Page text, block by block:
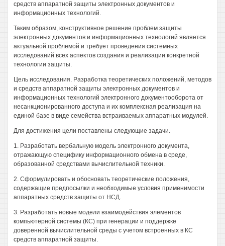
средств аппаратной защиты электронных документов и
информационных технологий.
Таким образом, конструктивное решение проблем защиты
электронных документов и информационных технологий является
актуальной проблемой и требует проведения системных
исследований всех аспектов создания и реализации конкретной
технологии защиты.
Цель исследования. Разработка теоретических положений, методов
и средств аппаратной защиты электронных документов и
информационных технологий электронного документооборота от
несанкционированного доступа и их комплексная реализация на
единой базе в виде семейства встраиваемых аппаратных модулей.
Для достижения цели поставлены следующие задачи.
1. Разработать вербальную модель электронного документа,
отражающую специфику информационного обмена в среде,
образованной средствами вычислительной техники.
2. Сформулировать и обосновать теоретические положения,
содержащие предпосылки и необходимые условия применимости
аппаратных средств защиты от НСД.
3. Разработать новые модели взаимодействия элементов
компьютерной системы (КС) при генерации и поддержке
доверенной вычислительной среды с учетом встроенных в КС
средств аппаратной защиты.